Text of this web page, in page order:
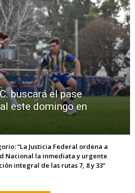
buscará el pase
este domingo en
“La Justicia Federal ordena a
Nacional la inmediata y urgente
integral de las rutas 7, 8 y 33”